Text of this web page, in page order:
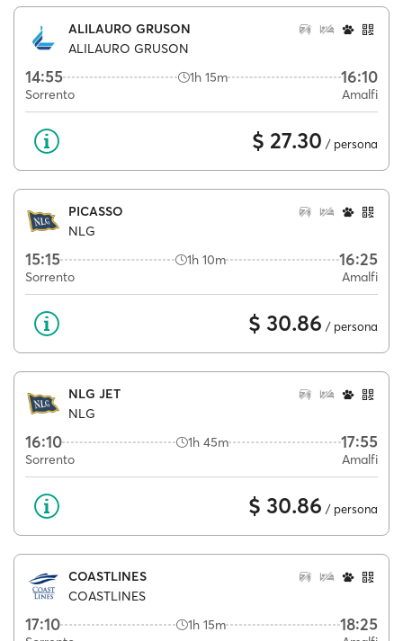
ALILAURO GRUSON
ALILAURO GRUSON
14:55 1h 15m 16:10
Sorrento Amalfi
$ 27.30 / persona
PICASSO
NLG
15:15 1h 10m 16:25
Sorrento Amalfi
$ 30.86 / persona
NLG JET
NLG
16:10 1h 45m 17:55
Sorrento Amalfi
$ 30.86 / persona
COASTLINES
COASTLINES
17:10 1h 15m 18:25